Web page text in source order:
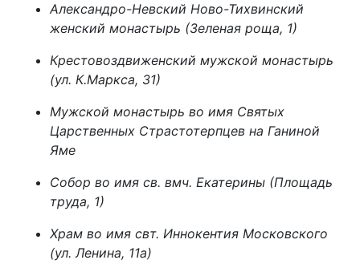
Александро-Невский Ново-Тихвинский
женский монастырь (Зеленая роща, 1)
Крестовоздвиженский мужской монастырь
(ул. К.Маркса, 31)
Мужской монастырь во имя Святых
Царственных Страстотерпцев на Ганиной
Яме
Собор во имя св. вмч. Екатерины (Площадь
труда, 1)
Храм во имя свт. Иннокентия Московского
(ул. Ленина, 11а)